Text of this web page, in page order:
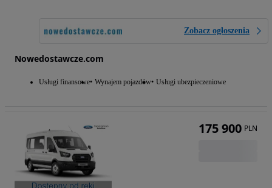
Zobacz ogłoszenia
Nowedostawcze.com
Usługi finansowe Wynajem pojazdów Usługi ubezpieczeniowe
175 900 PLN